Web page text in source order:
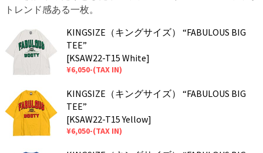
トレンド感ある一枚。
KINGSIZE（キングサイズ） “FABULOUS BIG
TEE”
[KSAW22-T15 White]
¥6,050-(TAX IN)
KINGSIZE（キングサイズ） “FABULOUS BIG
TEE”
[KSAW22-T15 Yellow]
¥6,050-(TAX IN)